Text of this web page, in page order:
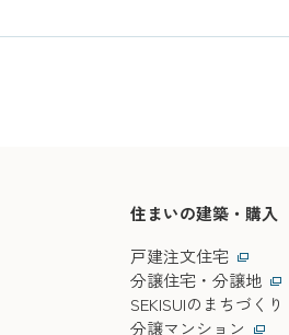
住まいの建築・購入
戸建注文住宅
分譲住宅・分譲地
SEKISUIのまちづくり
分譲マンション